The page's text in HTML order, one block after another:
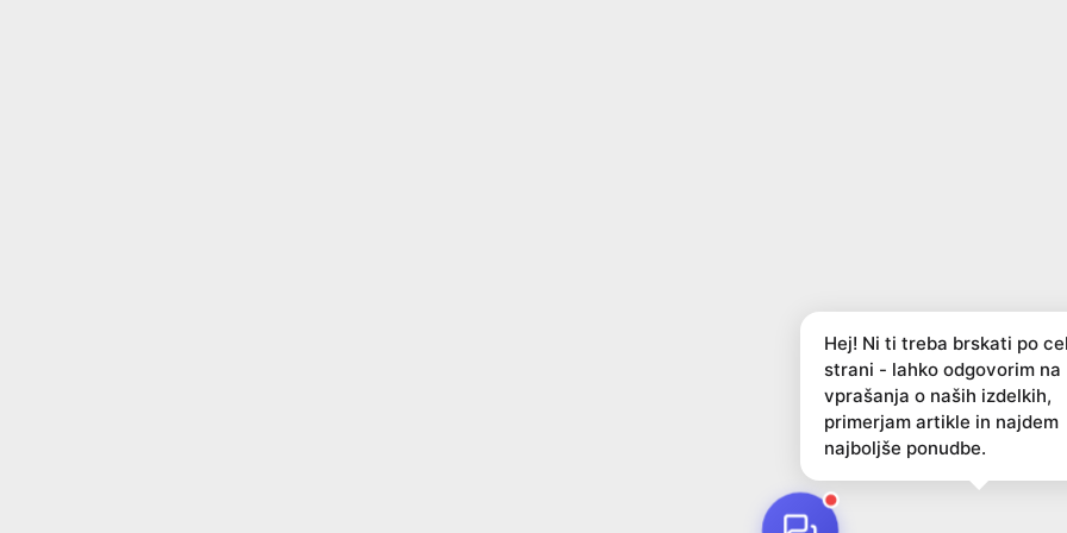
Hej! Ni ti treba brskati po
strani - lahko odgovorim na
vprašanja o naših izdelkih,
primerjam artikle in najdem
najboljše ponudbe.